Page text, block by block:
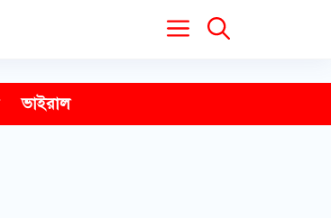
ভাইরাল